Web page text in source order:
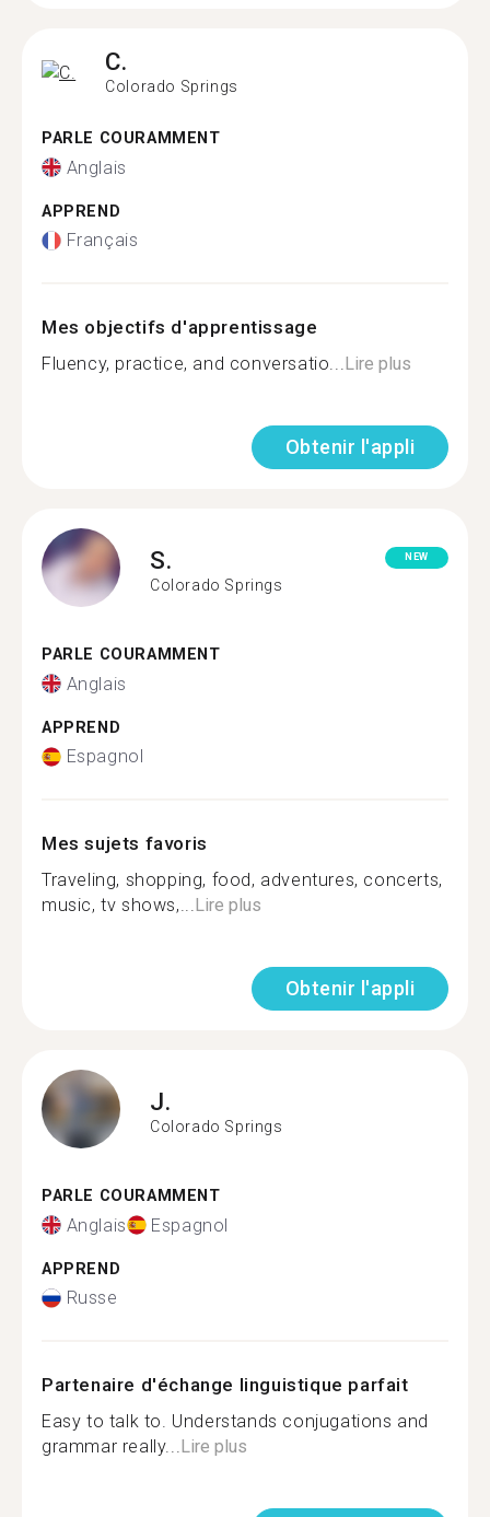
C.
Colorado Springs
PARLE COURAMMENT
Anglais
APPREND
Français
Mes objectifs d'apprentissage
Fluency, practice, and conversatio...Lire plus
Obtenir l'appli
S.
Colorado Springs
NEW
PARLE COURAMMENT
Anglais
APPREND
Espagnol
Mes sujets favoris
Traveling, shopping, food, adventures, concerts,
music, tv shows,...Lire plus
Obtenir l'appli
J.
Colorado Springs
PARLE COURAMMENT
Anglais Espagnol
APPREND
Russe
Partenaire d'échange linguistique parfait
Easy to talk to. Understands conjugations and
grammar really...Lire plus